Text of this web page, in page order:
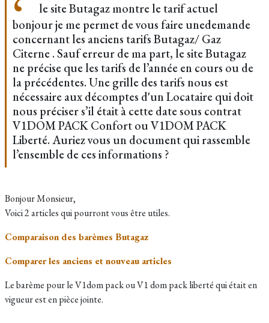
le site Butagaz montre le tarif actuel
bonjour je me permet de vous faire unedemande
concernant les anciens tarifs Butagaz/ Gaz
Citerne . Sauf erreur de ma part, le site Butagaz
ne précise que les tarifs de l’année en cours ou de
la précédentes. Une grille des tarifs nous est
nécessaire aux décomptes d'un Locataire qui doit
nous préciser s’il était à cette date sous contrat
V1DOM PACK Confort ou V1DOM PACK
Liberté. Auriez vous un document qui rassemble
l’ensemble de ces informations ?
Bonjour Monsieur,
Voici 2 articles qui pourront vous être utiles.
Comparaison des barèmes Butagaz
Comparer les anciens et nouveau articles
Le barème pour le V1dom pack ou V1 dom pack liberté qui était en
vigueur est en pièce jointe.